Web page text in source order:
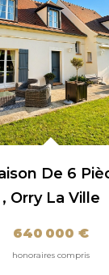
, Orry La Ville
640 000 €
honoraires compris